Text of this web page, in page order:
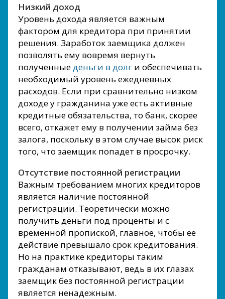
Низкий доход
Уровень дохода является важным
фактором для кредитора при принятии
решения. Заработок заемщика должен
позволять ему вовремя вернуть
полученныеденьги в долг и обеспечивать
необходимый уровень ежедневных
расходов. Если при сравнительно низком
доходе у гражданина уже есть активные
кредитные обязательства, то банк, скорее
всего, откажет ему в получении займа без
залога, поскольку в этом случае высок риск
того, что заемщик попадет в просрочку.
Отсутствие постоянной регистрации
Важным требованием многих кредиторов
является наличие постоянной
регистрации. Теоретически можно
получить деньги под проценты и с
временной пропиской, главное, чтобы ее
действие превышало срок кредитования.
Но на практике кредиторы таким
гражданам отказывают, ведь в их глазах
заемщик без постоянной регистрации
является ненадежным.